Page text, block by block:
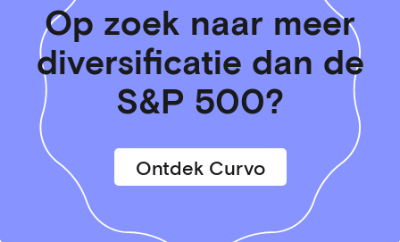
Op zoek naar meer
diversificatie dan de
S&P 500?
Ontdek Curvo